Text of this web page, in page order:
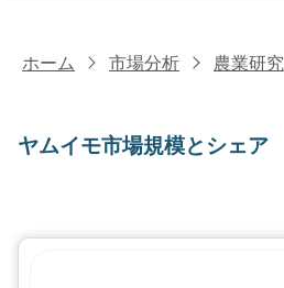
ホーム 市場分析 農業研究
ヤムイモ市場規模とシェア